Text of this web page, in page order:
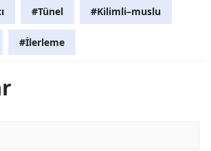
#Tünel #Kilimli–muslu
#İlerleme